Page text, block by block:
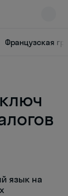
Французская
язык на